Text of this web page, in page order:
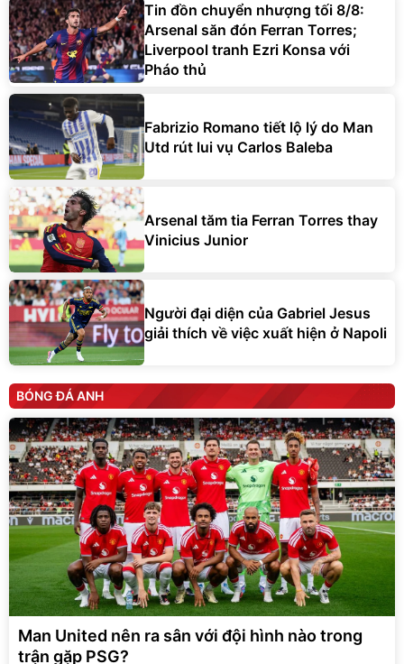
Tin đồn chuyển nhượng tối 8/8:
Arsenal săn đón Ferran Torres;
Liverpool tranh Ezri Konsa với
Pháo thủ
Fabrizio Romano tiết lộ lý do Man
Utd rút lui vụ Carlos Baleba
Arsenal tăm tia Ferran Torres thay
Vinicius Junior
Người đại diện của Gabriel Jesus
giải thích về việc xuất hiện ở Napoli
BÓNG ĐÁ ANH
Man United nên ra sân với đội hình nào trong
trận gặp PSG?